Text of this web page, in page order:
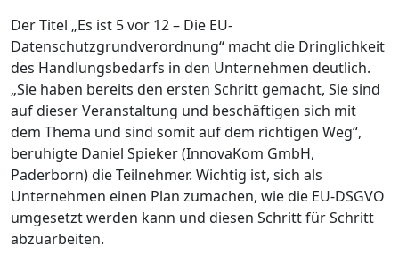
Der Titel „Es ist 5 vor 12 – Die EU-
Datenschutzgrundverordnung“ macht die Dringlichkeit
des Handlungsbedarfs in den Unternehmen deutlich.
„Sie haben bereits den ersten Schritt gemacht, Sie sind
auf dieser Veranstaltung und beschäftigen sich mit
dem Thema und sind somit auf dem richtigen Weg“,
beruhigte Daniel Spieker (InnovaKom GmbH,
Paderborn) die Teilnehmer. Wichtig ist, sich als
Unternehmen einen Plan zumachen, wie die EU-DSGVO
umgesetzt werden kann und diesen Schritt für Schritt
abzuarbeiten.